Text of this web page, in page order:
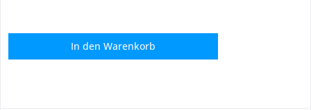
In den Warenkorb